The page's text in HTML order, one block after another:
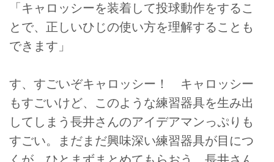
「キャロッシーを装着して投球動作をするこ
とで、正しいひじの使い方を理解することも
できます」
す、すごいぞキャロッシー！ キャロッシー
もすごいけど、このような練習器具を生み出
してしまう長井さんのアイデアマンっぷりも
すごい。まだまだ興味深い練習器具が目につ